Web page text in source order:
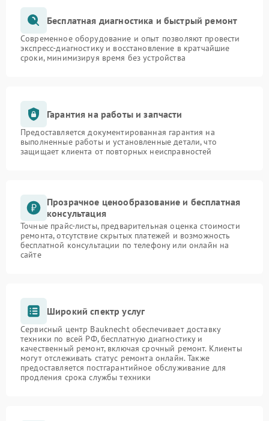
Бесплатная диагностика и быстрый ремонт
Современное оборудование и опыт позволяют провести
экспресс-диагностику и восстановление в кратчайшие
сроки, минимизируя время без устройства
Гарантия на работы и запчасти
Предоставляется документированная гарантия на
выполненные работы и установленные детали, что
защищает клиента от повторных неисправностей
Прозрачное ценообразование и бесплатная
консультация
Точные прайс-листы, предварительная оценка стоимости
ремонта, отсутствие скрытых платежей и возможность
бесплатной консультации по телефону или онлайн на
сайте
Широкий спектр услуг
Сервисный центр Bauknecht обеспечивает доставку
техники по всей РФ, бесплатную диагностику и
качественный ремонт, включая срочный ремонт. Клиенты
могут отслеживать статус ремонта онлайн. Также
предоставляется постгарантийное обслуживание для
продления срока службы техники